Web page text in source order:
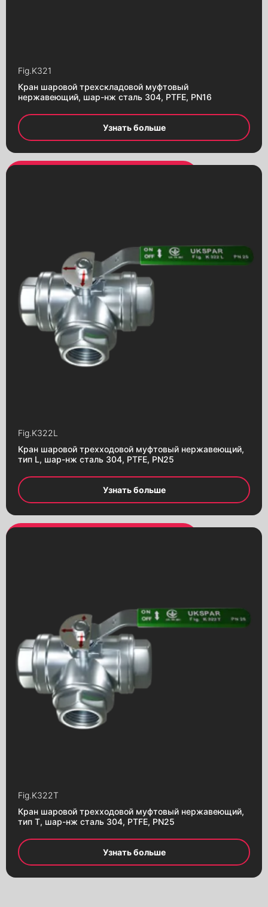
Fig.K321
Кран шаровой трехскладовой муфтовый
нержавеющий, шар-нж сталь 304, PTFE, PN16
Узнать больше
Fig.K322L
Кран шаровой трехходовой муфтовый нержавеющий,
тип L, шар-нж сталь 304, PTFE, PN25
Узнать больше
Fig.K322T
Кран шаровой трехходовой муфтовый нержавеющий,
тип T, шар-нж сталь 304, PTFE, PN25
Узнать больше